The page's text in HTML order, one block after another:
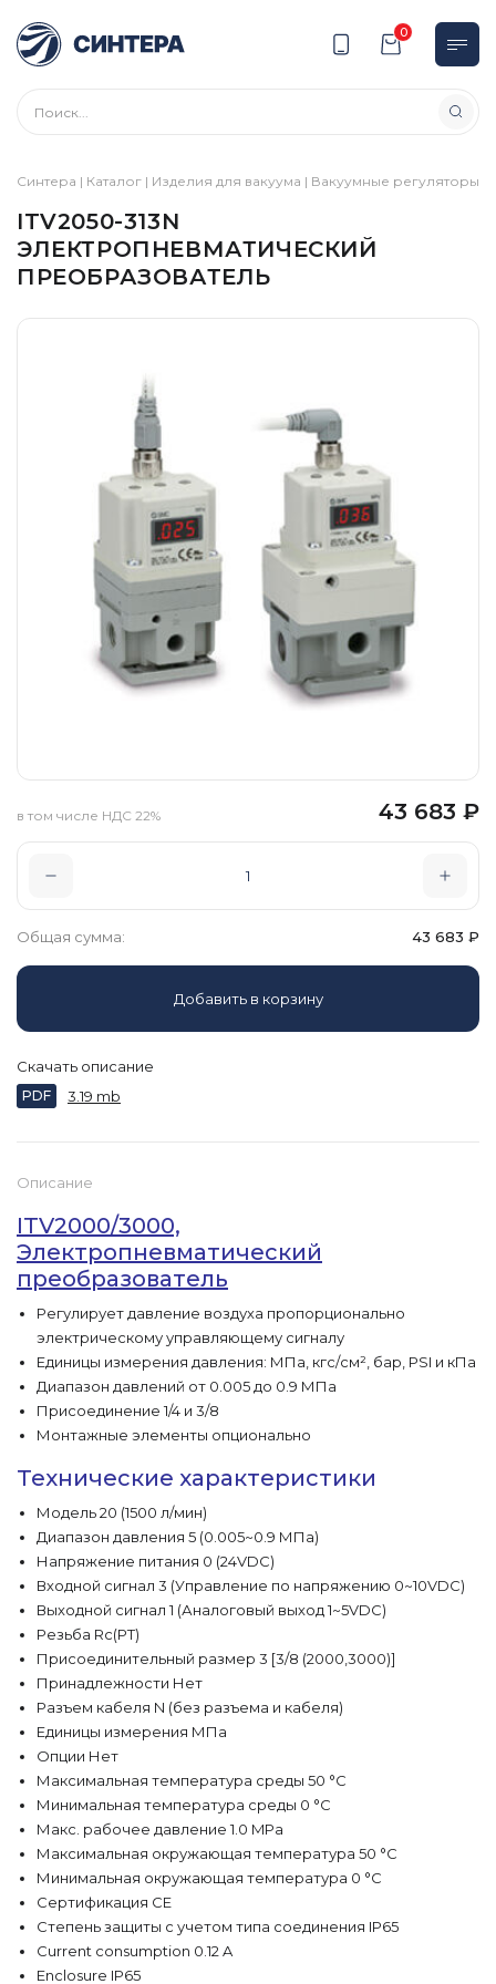
0
Синтера | Каталог | Изделия для вакуума | Вакуумные регуляторы
ITV2050-313N
ЭЛЕКТРОПНЕВМАТИЧЕСКИЙ
ПРЕОБРАЗОВАТЕЛЬ
Описание
ITV2000/3000,
Электропневматический
преобразователь
Регулирует давление воздуха пропорционально
электрическому управляющему сигналу
Единицы измерения давления: МПа, кгс/см², бар, PSI и кПа
Диапазон давлений от 0.005 до 0.9 МПа
Присоединение 1/4 и 3/8
Монтажные элементы опционально
Технические характеристики
Модель 20 (1500 л/мин)
Диапазон давления 5 (0.005~0.9 МПа)
Напряжение питания 0 (24VDC)
Входной сигнал 3 (Управление по напряжению 0~10VDC)
Выходной сигнал 1 (Аналоговый выход 1~5VDC)
Резьба Rc(PT)
Присоединительный размер 3 [3/8 (2000,3000)]
Принадлежности Нет
Разъем кабеля N (без разъема и кабеля)
Единицы измерения МПа
Опции Нет
Максимальная температура среды 50 °C
Минимальная температура среды 0 °C
Макс. рабочее давление 1.0 MPa
Максимальная окружающая температура 50 °C
Минимальная окружающая температура 0 °C
Сертификация CE
Степень защиты с учетом типа соединения IP65
Current consumption 0.12 A
Enclosure IP65
43 683 ₽
в том числе НДС 22%
Общая сумма: 43 683 ₽
Добавить в корзину
Скачать описание
PDF 3.19 mb